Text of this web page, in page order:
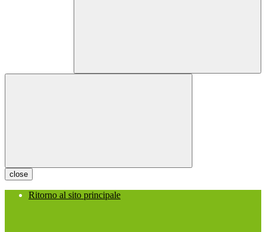
close
Ritorno al sito principale